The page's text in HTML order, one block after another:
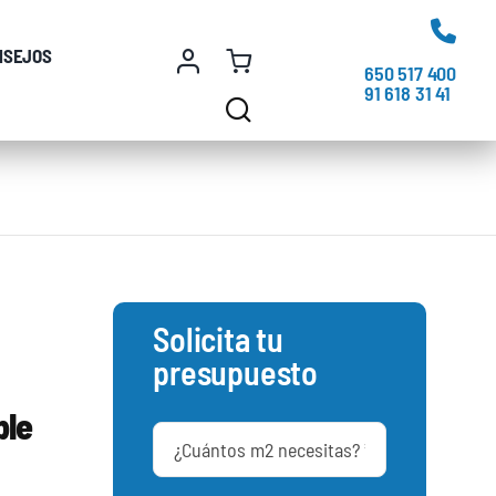
650 517 400
91 618 31 41
Solicita tu
presupuesto